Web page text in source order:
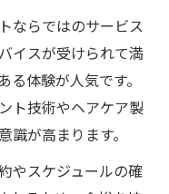
ならではのサービス
イスが受けられて満
体験が人気です。
ト技術やヘアケア製
が高まります。
やスケジュールの確